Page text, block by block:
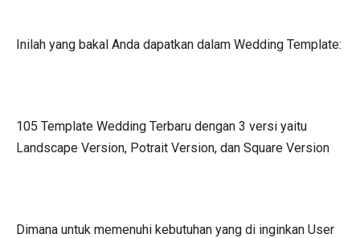
Inilah yang bakal Anda dapatkan dalam Wedding Template:
105 Template Wedding Terbaru dengan 3 versi yaitu
Landscape Version, Potrait Version, dan Square Version
Dimana untuk memenuhi kebutuhan yang di inginkan User